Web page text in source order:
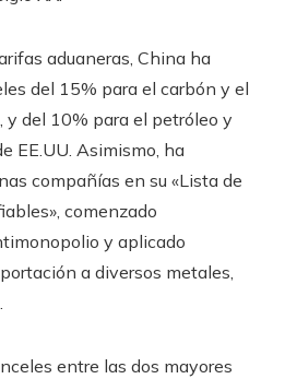
aduaneras, China ha
del 15% para el carbón y el
y del 10% para el petróleo y
EE.UU. Asimismo, ha
compañías en su «Lista de
comenzado
y aplicado
a diversos metales,
entre las dos mayores